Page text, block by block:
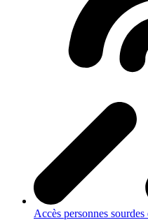
Accès personnes